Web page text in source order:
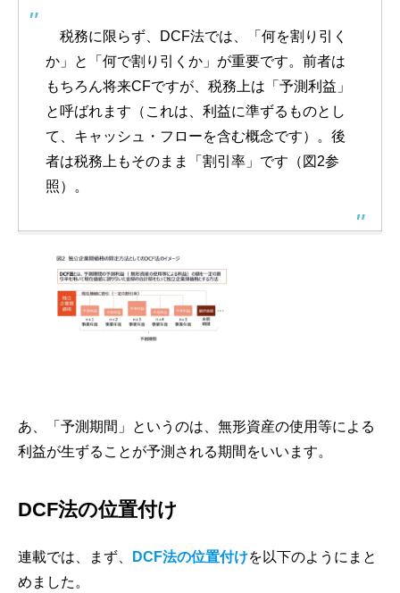
税務に限らず、DCF法では、「何を割り引く
か」と「何で割り引くか」が重要です。前者は
もちろん将来CFですが、税務上は「予測利益」
と呼ばれます（これは、利益に準ずるものとし
て、キャッシュ・フローを含む概念です）。後
者は税務上もそのまま「割引率」です（図2参
照）。
あ、「予測期間」というのは、無形資産の使用等による
利益が生ずることが予測される期間をいいます。
DCF法の位置付け
連載では、まず、 DCF法の位置付けを以下のようにまと
めました。